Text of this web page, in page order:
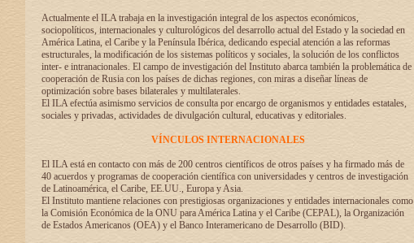
Actualmente el ILA trabaja en la investigación integral de los aspectos económicos,
sociopolíticos, internacionales y culturológicos del desarrollo actual del Estado y la sociedad en
América Latina, el Caribe y la Península Ibérica, dedicando especial atención a las reformas
estructurales, la modificación de los sistemas políticos y sociales, la solución de los conflictos
inter- e intranacionales. El campo de investigación del Instituto abarca también la problemática de
cooperación de Rusia con los países de dichas regiones, con miras a diseñar líneas de
optimización sobre bases bilaterales y multilaterales.
El ILA efectúa asimismo servicios de consulta por encargo de organismos y entidades estatales,
sociales y privadas, actividades de divulgación cultural, educativas y editoriales.
VÍNCULOS INTERNACIONALES
El ILA está en contacto con más de 200 centros científicos de otros países y ha firmado más de
40 acuerdos y programas de cooperación científica con universidades y centros de investigación
de Latinoamérica, el Caribe, EE.UU., Europa y Asia.
El Instituto mantiene relaciones con prestigiosas organizaciones y entidades internacionales como
la Comisión Económica de la ONU para América Latina y el Caribe (CEPAL), la Organización
de Estados Americanos (OEA) y el Banco Interamericano de Desarrollo (BID).